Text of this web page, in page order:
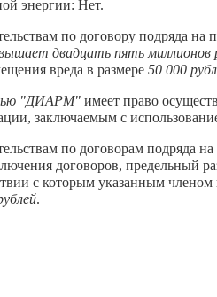
энергии: Нет.
по договору подряда
двадцать пять миллионов
вреда в размере50 000
"ДИАРМ" имеет право
заключаемым с
по договорам подряда
договоров, предельный
с которым указанным
.